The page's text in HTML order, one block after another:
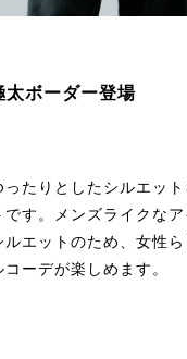
太ボーダー登場
たりとしたシルエッ
す。メンズライクなア
ルエットのため、女性
ーデが楽しめます。